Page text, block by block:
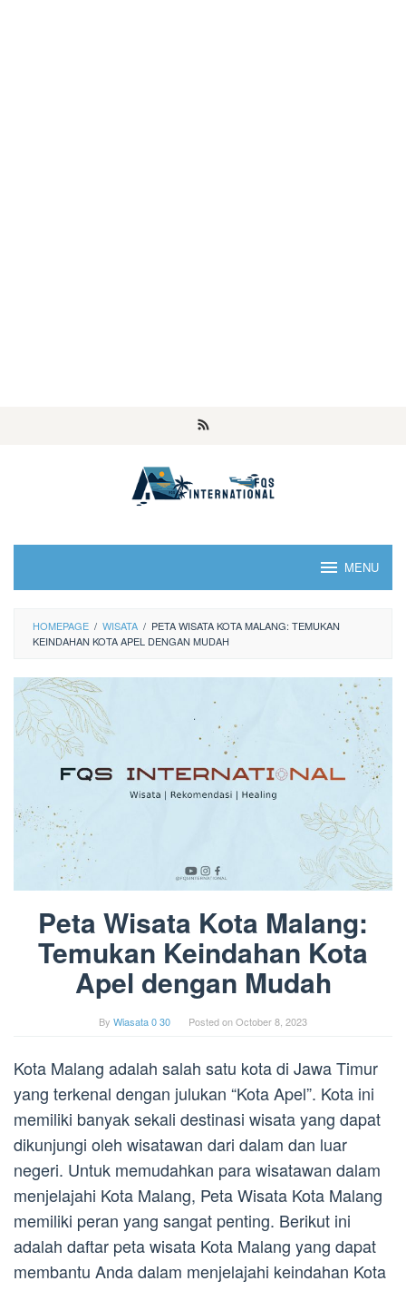
MENU
HOMEPAGE / WISATA / PETA WISATA KOTA MALANG: TEMUKAN
KEINDAHAN KOTA APEL DENGAN MUDAH
Peta Wisata Kota Malang:
Temukan Keindahan Kota
Apel dengan Mudah
By Wiasata 0 30 Posted onOctober 8, 2023
Kota Malang adalah salah satu kota di Jawa Timur
yang terkenal dengan julukan “Kota Apel”. Kota ini
memiliki banyak sekali destinasi wisata yang dapat
dikunjungi oleh wisatawan dari dalam dan luar
negeri. Untuk memudahkan para wisatawan dalam
menjelajahi Kota Malang, Peta Wisata Kota Malang
memiliki peran yang sangat penting. Berikut ini
adalah daftar peta wisata Kota Malang yang dapat
membantu Anda dalam menjelajahi keindahan Kota